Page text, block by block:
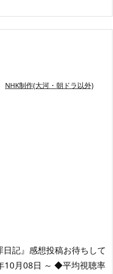
NHK制作(大河・朝ドラ以外)
記』感想投稿お待ちして
10月08日 ～ ◆平均視聴率